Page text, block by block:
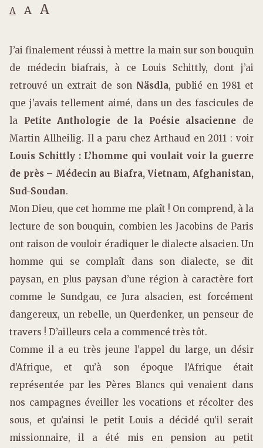
A A A
J’ai finalement réussi à mettre la main sur son bouquin
de médecin biafrais, à ce Louis Schittly, dont j’ai
retrouvé un extrait de son Näsdla, publié en 1981 et
que j’avais tellement aimé, dans un des fascicules de
la Petite Anthologie de la Poésie alsacienne de
Martin Allheilig. Il a paru chez Arthaud en 2011 : voir
Louis Schittly : L’homme qui voulait voir la guerre
de près – Médecin au Biafra, Vietnam, Afghanistan,
Sud-Soudan.
Mon Dieu, que cet homme me plaît ! On comprend, à la
lecture de son bouquin, combien les Jacobins de Paris
ont raison de vouloir éradiquer le dialecte alsacien. Un
homme qui se complaît dans son dialecte, se dit
paysan, en plus paysan d’une région à caractère fort
comme le Sundgau, ce Jura alsacien, est forcément
dangereux, un rebelle, un Querdenker, un penseur de
travers ! D’ailleurs cela a commencé très tôt.
Comme il a eu très jeune l’appel du large, un désir
d’Afrique, et qu’à son époque l’Afrique était
représentée par les Pères Blancs qui venaient dans
nos campagnes éveiller les vocations et récolter des
sous, et qu’ainsi le petit Louis a décidé qu’il serait
missionnaire, il a été mis en pension au petit